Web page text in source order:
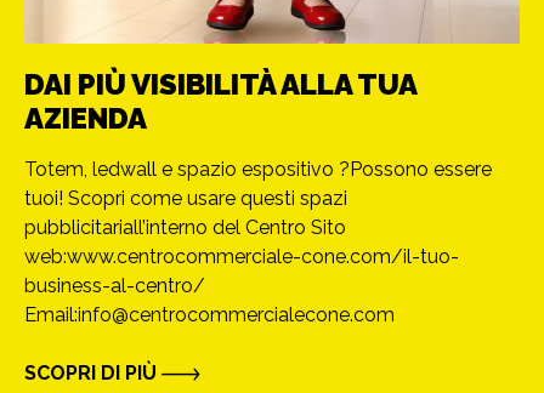
DAI PIÙ VISIBILITÀ ALLA TUA
AZIENDA
Totem, ledwall e spazio espositivo ?Possono essere
tuoi! Scopri come usare questi spazi
pubblicitariall’interno del Centro Sito
web:www.centrocommerciale-cone.com/il-tuo-
business-al-centro/
Email:info@centrocommercialecone.com
SCOPRI DI PIÙ